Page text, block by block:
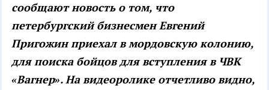
сообщают новость о том, что
петербургский бизнесмен Евгений
Пригожин приехал в мордовскую колонию,
для поиска бойцов для вступления в ЧВК
«Вагнер». На видеоролике отчетливо видно,